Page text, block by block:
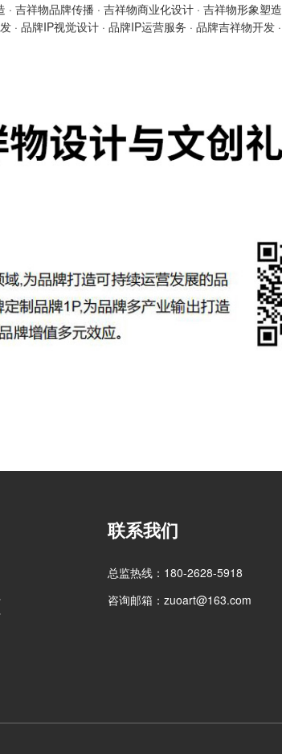
· 吉祥物品牌传播 · 吉祥物商业化设计 · 吉祥物形象塑造
· 品牌IP视觉设计 · 品牌IP运营服务 · 品牌吉祥物开发 ·
联系我们
总监热线：180-2628-5918
咨询邮箱：zuoart@163.com